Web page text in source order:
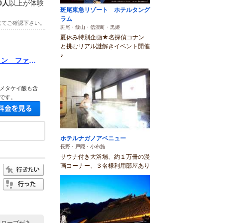
以上が体験
ご確認下さい。
ン ファミ
タケイ酸も含
す。
空き状況・料金を見る
斑尾東急リゾート ホテルタング
ラム
斑尾・飯山・信濃町・黒姫
夏休み特別企画★名探偵コナン
と挑むリアル謎解きイベント開催
♪
ホテルナガノアベニュー
長野・戸隠・小布施
サウナ付き大浴場、約１万冊の漫
画コーナー、３名様利用部屋あり